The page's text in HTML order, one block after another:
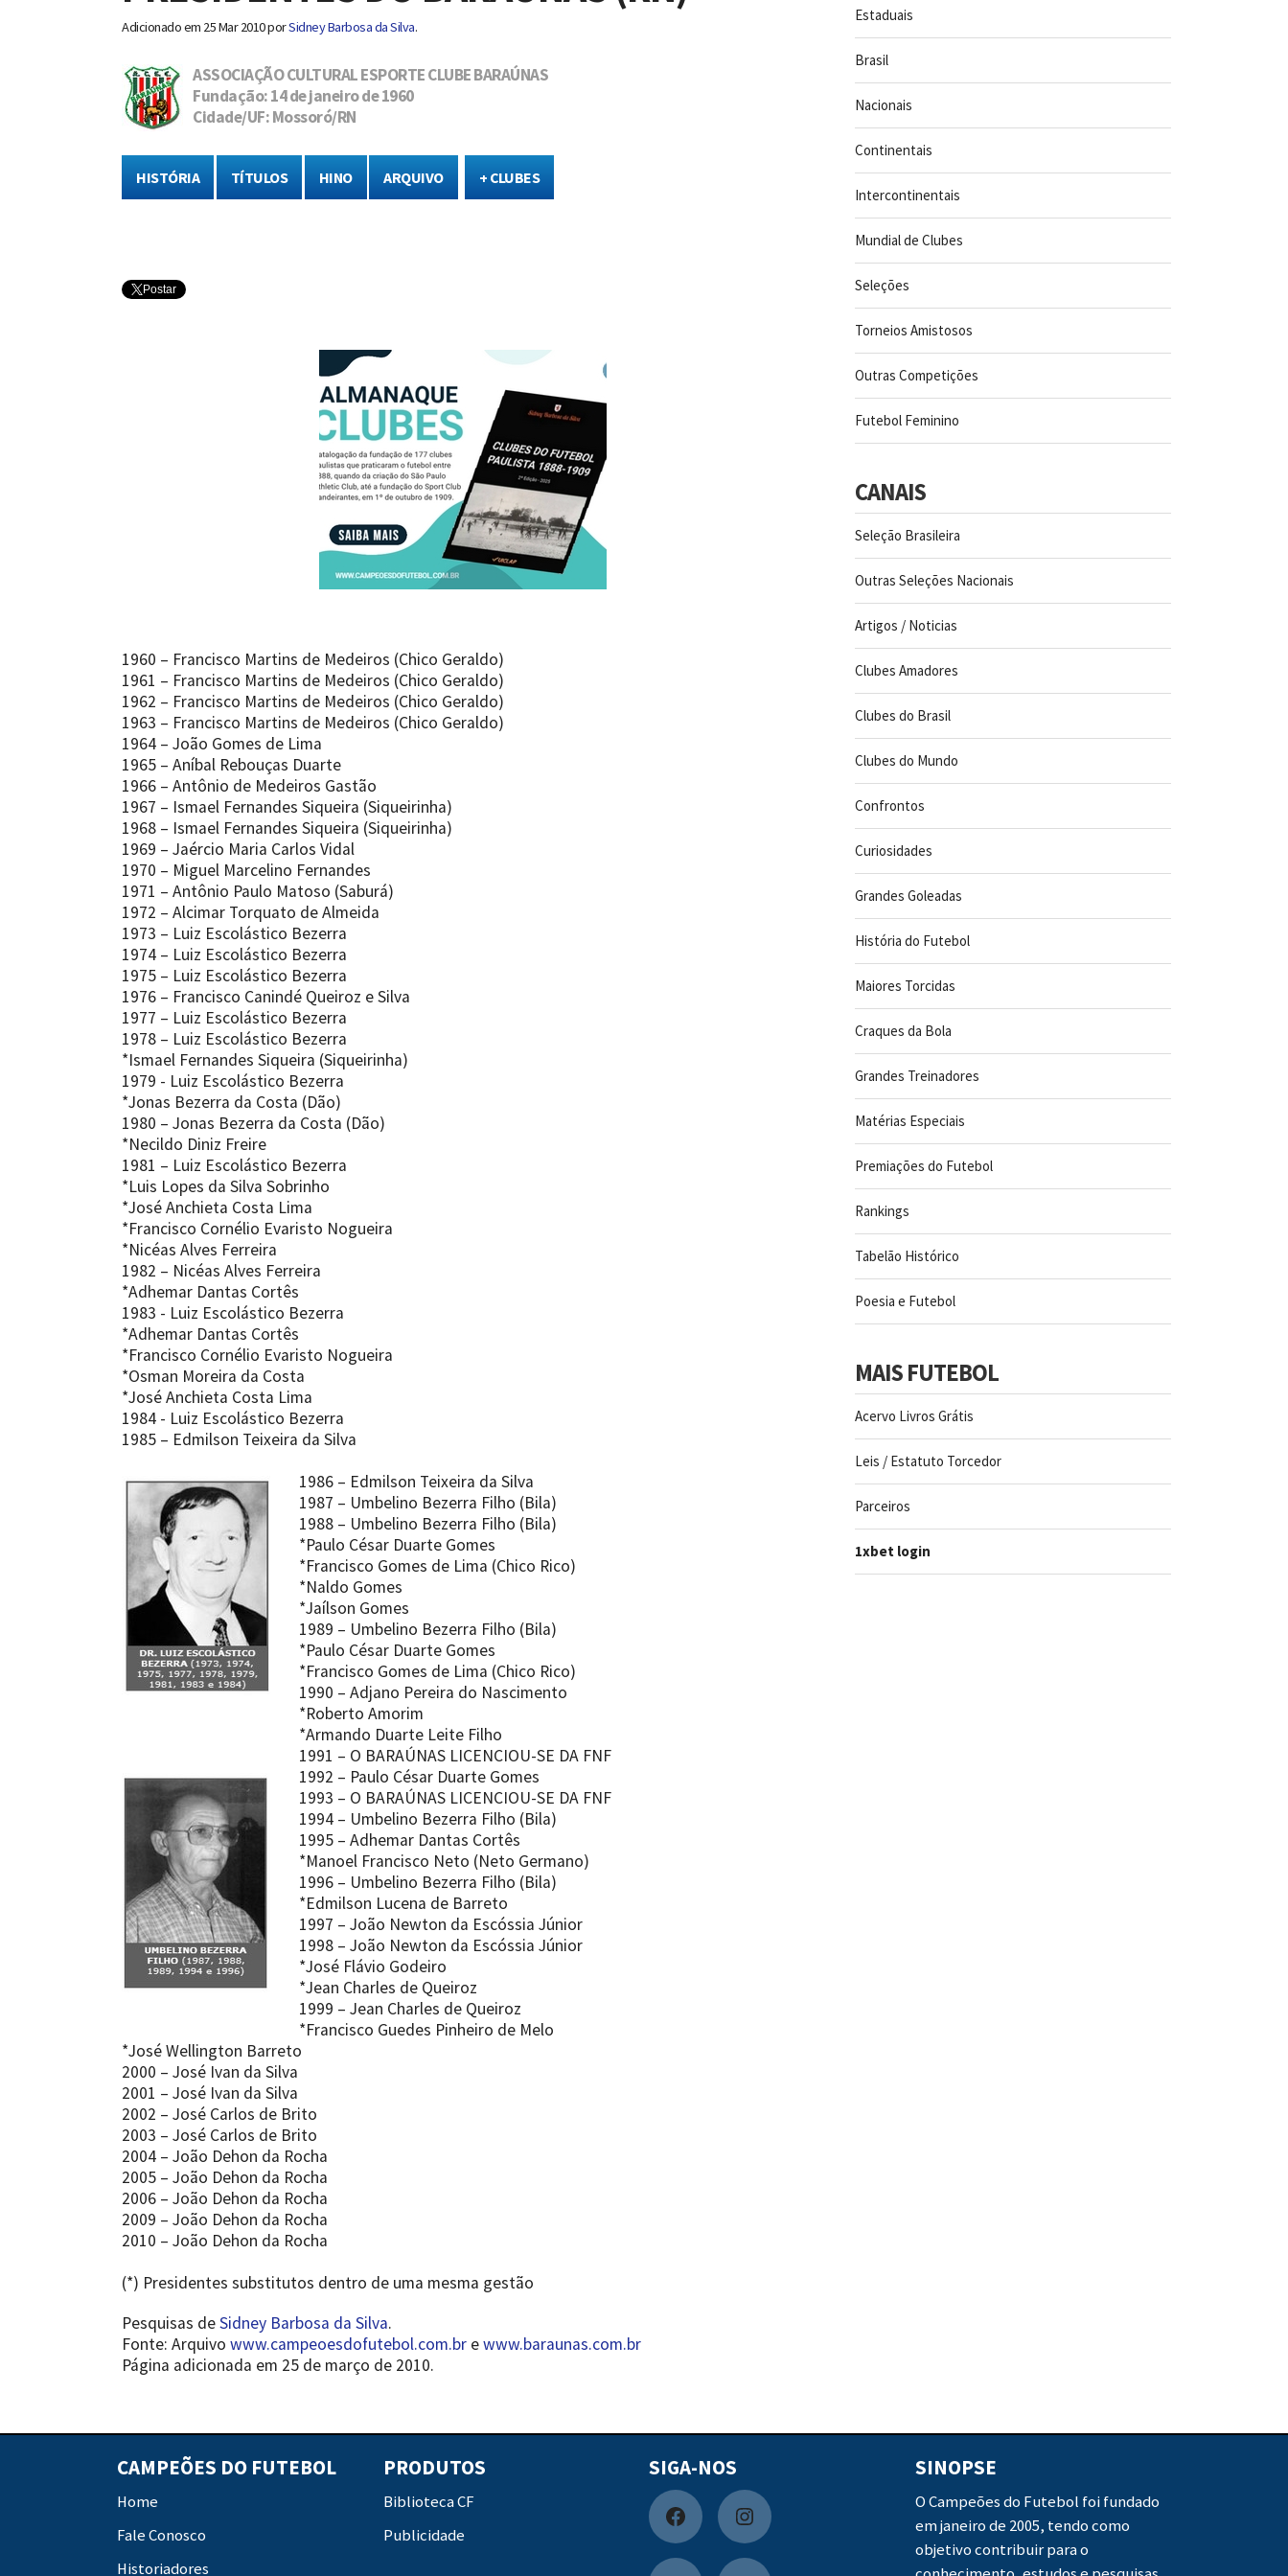
Adicionado em 25 Mar 2010porSidney Barbosa da Silva.
ASSOCIAÇÃO CULTURAL ESPORTE CLUBE BARAÚNAS
Fundação: 14 de janeiro de 1960
Cidade/UF: Mossoró/RN
HISTÓRIA TÍTULOS HINO ARQUIVO + CLUBES
Postar
1960 – Francisco Martins de Medeiros (Chico Geraldo)
1961 – Francisco Martins de Medeiros (Chico Geraldo)
1962 – Francisco Martins de Medeiros (Chico Geraldo)
1963 – Francisco Martins de Medeiros (Chico Geraldo)
1964 – João Gomes de Lima
1965 – Aníbal Rebouças Duarte
1966 – Antônio de Medeiros Gastão
1967 – Ismael Fernandes Siqueira (Siqueirinha)
1968 – Ismael Fernandes Siqueira (Siqueirinha)
1969 – Jaércio Maria Carlos Vidal
1970 – Miguel Marcelino Fernandes
1971 – Antônio Paulo Matoso (Saburá)
1972 – Alcimar Torquato de Almeida
1973 – Luiz Escolástico Bezerra
1974 – Luiz Escolástico Bezerra
1975 – Luiz Escolástico Bezerra
1976 – Francisco Canindé Queiroz e Silva
1977 – Luiz Escolástico Bezerra
1978 – Luiz Escolástico Bezerra
*Ismael Fernandes Siqueira (Siqueirinha)
1979 - Luiz Escolástico Bezerra
*Jonas Bezerra da Costa (Dão)
1980 – Jonas Bezerra da Costa (Dão)
*Necildo Diniz Freire
1981 – Luiz Escolástico Bezerra
*Luis Lopes da Silva Sobrinho
*José Anchieta Costa Lima
*Francisco Cornélio Evaristo Nogueira
*Nicéas Alves Ferreira
1982 – Nicéas Alves Ferreira
*Adhemar Dantas Cortês
1983 - Luiz Escolástico Bezerra
*Adhemar Dantas Cortês
*Francisco Cornélio Evaristo Nogueira
*Osman Moreira da Costa
*José Anchieta Costa Lima
1984 - Luiz Escolástico Bezerra
1985 – Edmilson Teixeira da Silva
1986 – Edmilson Teixeira da Silva
1987 – Umbelino Bezerra Filho (Bila)
1988 – Umbelino Bezerra Filho (Bila)
*Paulo César Duarte Gomes
*Francisco Gomes de Lima (Chico Rico)
*Naldo Gomes
*Jaílson Gomes
1989 – Umbelino Bezerra Filho (Bila)
*Paulo César Duarte Gomes
*Francisco Gomes de Lima (Chico Rico)
1990 – Adjano Pereira do Nascimento
*Roberto Amorim
*Armando Duarte Leite Filho
1991 – O BARAÚNAS LICENCIOU-SE DA FNF
1992 – Paulo César Duarte Gomes
1993 – O BARAÚNAS LICENCIOU-SE DA FNF
1994 – Umbelino Bezerra Filho (Bila)
1995 – Adhemar Dantas Cortês
*Manoel Francisco Neto (Neto Germano)
1996 – Umbelino Bezerra Filho (Bila)
*Edmilson Lucena de Barreto
1997 – João Newton da Escóssia Júnior
1998 – João Newton da Escóssia Júnior
*José Flávio Godeiro
*Jean Charles de Queiroz
1999 – Jean Charles de Queiroz
*Francisco Guedes Pinheiro de Melo
*José Wellington Barreto
2000 – José Ivan da Silva
2001 – José Ivan da Silva
2002 – José Carlos de Brito
2003 – José Carlos de Brito
2004 – João Dehon da Rocha
2005 – João Dehon da Rocha
2006 – João Dehon da Rocha
2009 – João Dehon da Rocha
2010 – João Dehon da Rocha
(*) Presidentes substitutos dentro de uma mesma gestão
Pesquisas deSidney Barbosa da Silva.
Fonte: Arquivo www.campeoesdofutebol.com.br ewww.baraunas.com.br
Página adicionada em 25 de março de 2010.
Estaduais
Brasil
Nacionais
Continentais
Intercontinentais
Mundial de Clubes
Seleções
Torneios Amistosos
Outras Competições
Futebol Feminino
CANAIS
Seleção Brasileira
Outras Seleções Nacionais
Artigos / Noticias
Clubes Amadores
Clubes do Brasil
Clubes do Mundo
Confrontos
Curiosidades
Grandes Goleadas
História do Futebol
Maiores Torcidas
Craques da Bola
Grandes Treinadores
Matérias Especiais
Premiações do Futebol
Rankings
Tabelão Histórico
Poesia e Futebol
MAIS FUTEBOL
Acervo Livros Grátis
Leis / Estatuto Torcedor
Parceiros
1xbet login
CAMPEÕES DO FUTEBOL
Home
Fale Conosco
Historiadores
PRODUTOS
Biblioteca CF
Publicidade
SIGA-NOS
F
a
I
n
SINOPSE
O Campeões do Futebol foi fundado
em janeiro de 2005, tendo como
objetivo contribuir para o